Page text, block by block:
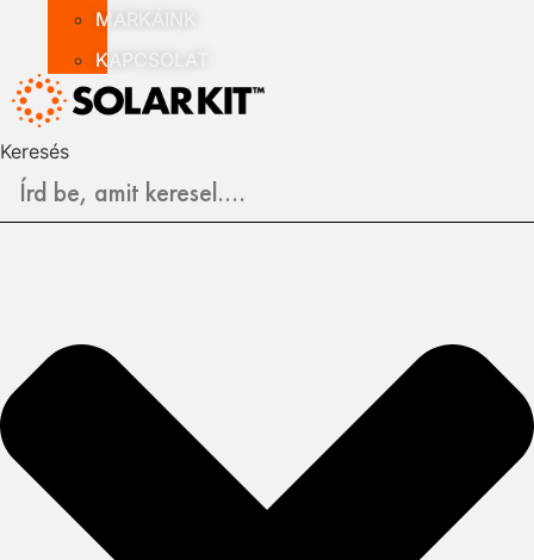
MÁRKÁINK
KAPCSOLAT
Keresés